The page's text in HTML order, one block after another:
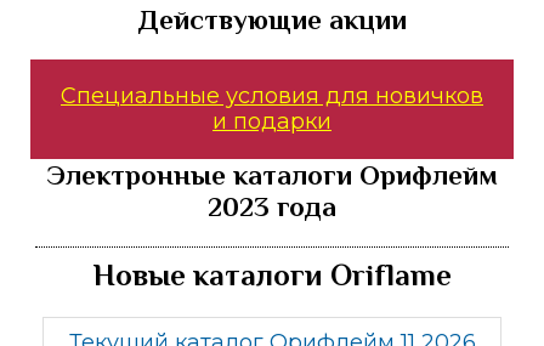
Действующие акции
Специальные условия для новичков
и подарки
Электронные каталоги Орифлейм
2023 года
Новые каталоги Oriflame